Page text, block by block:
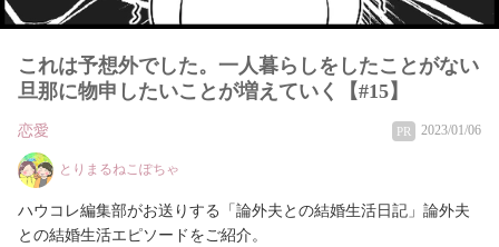
これは予想外でした。一人暮らしをしたことがない
旦那に物申したいことが増えていく【#15】
恋愛 PR 2023/01/06
とりまるねこぽちゃ
ハウコレ編集部がお送りする「論外夫との結婚生活日記」論外夫
との結婚生活エピソードをご紹介。